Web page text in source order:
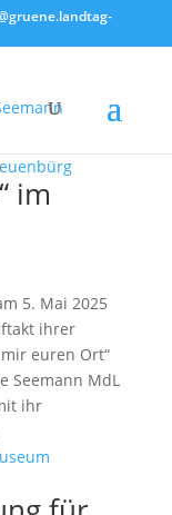
im
5. Mai 2025
ihrer
euren Ort“
Seemann MdL
ihr